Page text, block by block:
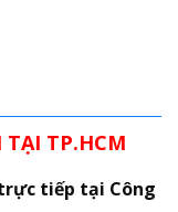
TP.HCM
tiếp tại Công